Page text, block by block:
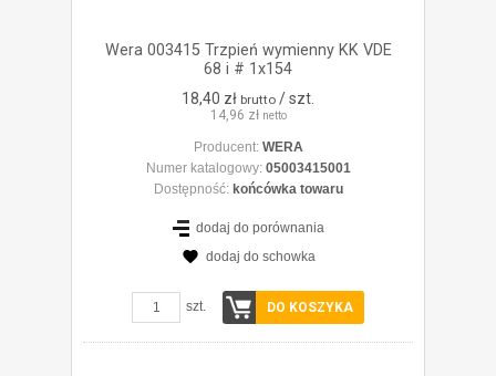
Wera 003415 Trzpień wymienny KK VDE
68 i # 1x154
18,40 zł brutto / szt.
14,96 zł netto
Producent: WERA
Numer katalogowy: 05003415001
Dostępność: końcówka towaru
dodaj do porównania
dodaj do schowka
szt. DO KOSZYKA